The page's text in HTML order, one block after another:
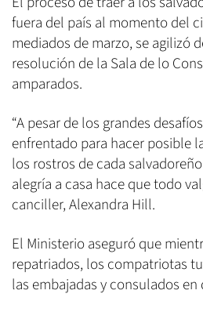
fuera del país al momento del
mediados de marzo, se agilizó
resolución de la Sala de lo
amparados.
“A pesar de los grandes
enfrentado para hacer posible
los rostros de cada
alegría a casa hace que todo
canciller, Alexandra Hill.
El Ministerio aseguró que
repatriados, los compatriotas
las embajadas y consulados en